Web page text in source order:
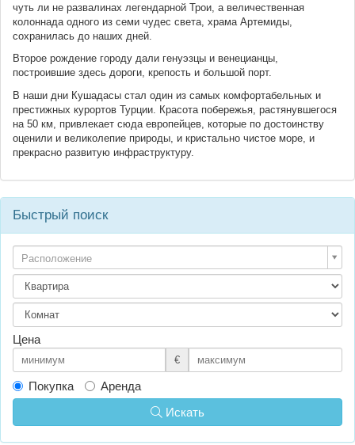
чуть ли не развалинах легендарной Трои, а величественная
колоннада одного из семи чудес света, храма Артемиды,
сохранилась до наших дней.
Второе рождение городу дали генуэзцы и венецианцы,
построившие здесь дороги, крепость и большой порт.
В наши дни Кушадасы стал один из самых комфортабельных и
престижных курортов Турции. Красота побережья, растянувшегося
на 50 км, привлекает сюда европейцев, которые по достоинству
оценили и великолепие природы, и кристально чистое море, и
прекрасно развитую инфраструктуру.
Быстрый поиск
Расположение
Цена
€
Покупка
Аренда
Искать